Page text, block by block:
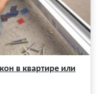
в квартире или